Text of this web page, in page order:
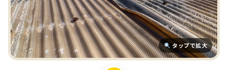
タップで拡大